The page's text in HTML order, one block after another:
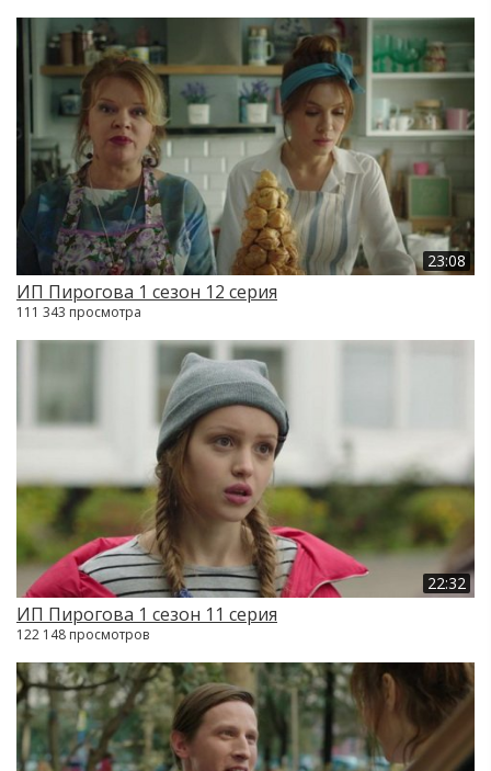
23:08
ИП Пирогова 1 сезон 12 серия
111 343 просмотра
22:32
ИП Пирогова 1 сезон 11 серия
122 148 просмотров